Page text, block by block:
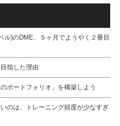
ル)のDME、５ヶ月でようやく２冊目
指した理由
ポートフォリオ」を構築しよう
のは、トレーニング頻度が少なすぎ